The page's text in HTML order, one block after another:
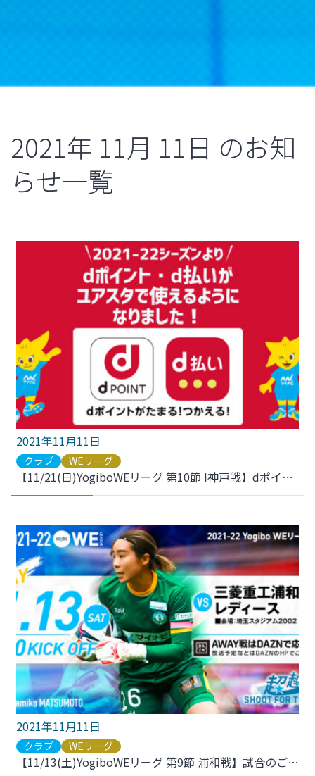
2021年 11月 11日 のお知
らせ一覧
2021年11月11日
クラブ WEリーグ
【11/21(日)YogiboWEリーグ 第10節 I神戸戦】dポイント・d払いが利用可能に！
2021年11月11日
クラブ WEリーグ
【11/13(土)YogiboWEリーグ 第9節 浦和戦】試合のご案内